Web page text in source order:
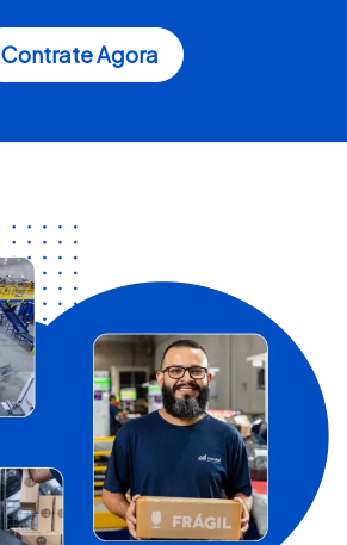
Contrate Agora